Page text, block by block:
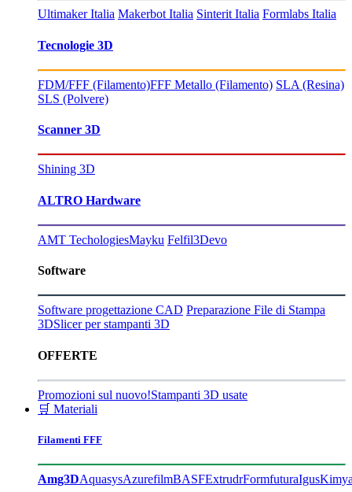
Ultimaker Italia Makerbot Italia Sinterit Italia Formlabs Italia
Tecnologie 3D
FDM/FFF (Filamento)FFF Metallo (Filamento) SLA (Resina)
SLS (Polvere)
Scanner 3D
Shining 3D
ALTRO Hardware
AMT TechologiesMayku Felfil3Devo
Software
Software progettazione CAD Preparazione File di Stampa
3DSlicer per stampanti 3D
OFFERTE
Promozioni sul nuovo!Stampanti 3D usate
🛒 Materiali
Filamenti FFF
Amg3DAquasysAzurefilmBASFExtrudrFormfuturaIgus